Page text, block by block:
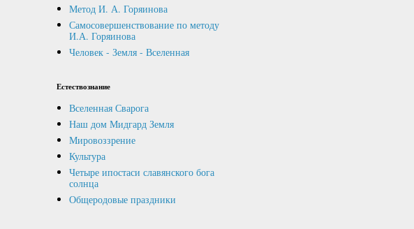
Метод И. А. Горяинова
Самосовершенствование по методу
И.А. Горяинова
Человек - Земля - Вселенная
Естествознание
Вселенная Сварога
Наш дом Мидгард Земля
Мировоззрение
Культура
Четыре ипостаси славянского бога
солнца
Общеродовые праздники